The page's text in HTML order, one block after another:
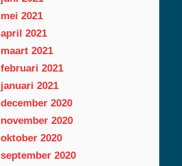
mei 2021
april 2021
maart 2021
februari 2021
januari 2021
december 2020
november 2020
oktober 2020
september 2020